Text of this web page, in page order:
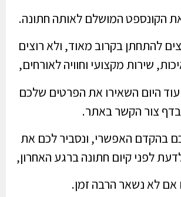
הקונספט המושלם לאותה חתונה.
להתחתן בקרוב מאוד, ולא רוצים
שירות מקצועי וחוויה לאורחים,
היום השאירו את הפרטים שלכם
בדף צור הקשר באתר.
בהקדם האפשרי, ונסביר לכם את
לפני קיום חתונה ברגע האחרון,
אם לא נשאר הרבה זמן.